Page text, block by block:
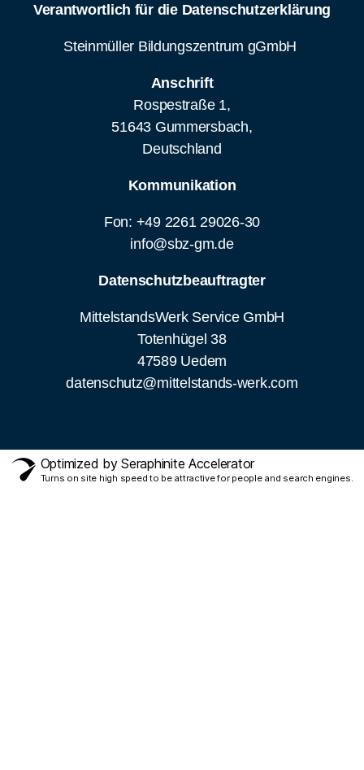
Verantwortlich für die Datenschutzerklärung
Steinmüller Bildungszentrum gGmbH
Anschrift
Rospestraße 1,
51643 Gummersbach,
Deutschland
Kommunikation
Fon: +49 2261 29026-30
info@sbz-gm.de
Datenschutzbeauftragter
MittelstandsWerk Service GmbH
Totenhügel 38
47589 Uedem
datenschutz@mittelstands-werk.com
Optimized by Seraphinite Accelerator
Turns on site high speed to be attractive for people and search engines.